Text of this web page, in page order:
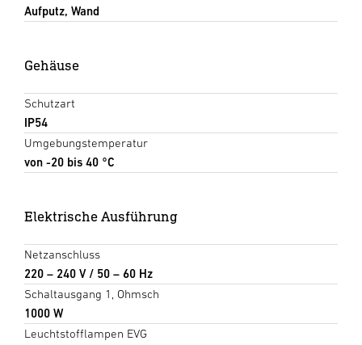
Aufputz, Wand
Gehäuse
Schutzart
IP54
Umgebungstemperatur
von -20 bis 40 °C
Elektrische Ausführung
Netzanschluss
220 – 240 V / 50 – 60 Hz
Schaltausgang 1, Ohmsch
1000 W
Leuchtstofflampen EVG